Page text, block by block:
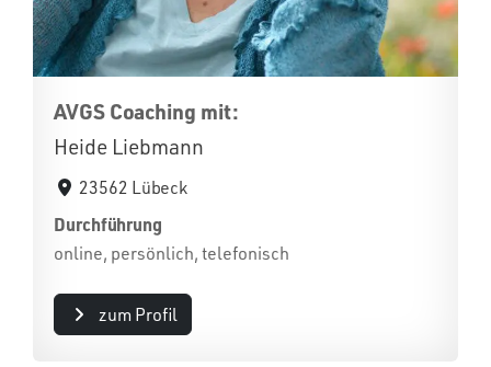
AVGS Coaching mit:
Heide Liebmann
23562 Lübeck
Durchführung
online, persönlich, telefonisch
zum Profil